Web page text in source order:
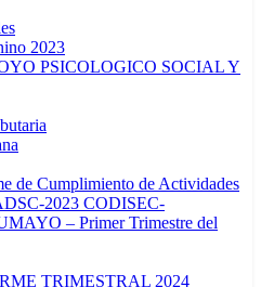
2023
PSICOLOGICO SOCIAL Y
de Cumplimiento de Actividades
2023 CODISEC-
– Primer Trimestre del
TRIMESTRAL 2024